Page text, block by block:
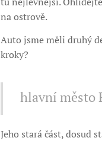
na ostrově.
Auto jsme měli druhý
kroky?
hlavní město
Jeho stará část, dosud